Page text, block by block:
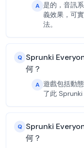
A 是的，音訊
義效果，可
法。
Q Sprunki
何？
A 遊戲包括動
了此 Sprunki
Q Sprunki
何？